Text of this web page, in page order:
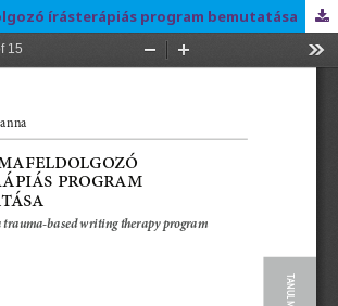
írásterápiás program bemutatása